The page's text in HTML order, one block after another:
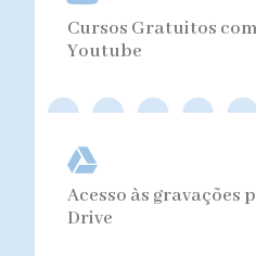
Cursos Gratuitos
Youtube
Acesso às gravações
Drive